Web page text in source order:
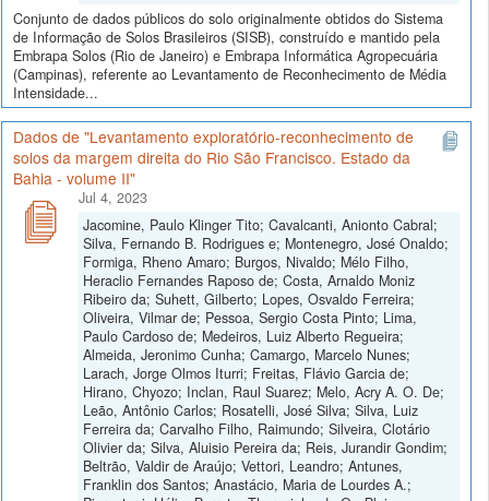
Conjunto de dados públicos do solo originalmente obtidos do Sistema
de Informação de Solos Brasileiros (SISB), construído e mantido pela
Embrapa Solos (Rio de Janeiro) e Embrapa Informática Agropecuária
(Campinas), referente ao Levantamento de Reconhecimento de Média
Intensidade...
Dados de "Levantamento exploratório-reconhecimento de
solos da margem direita do Rio São Francisco. Estado da
Bahia - volume II"
Jul 4, 2023
Jacomine, Paulo Klinger Tito; Cavalcanti, Anionto Cabral;
Silva, Fernando B. Rodrigues e; Montenegro, José Onaldo;
Formiga, Rheno Amaro; Burgos, Nivaldo; Mélo Filho,
Heraclio Fernandes Raposo de; Costa, Arnaldo Moniz
Ribeiro da; Suhett, Gilberto; Lopes, Osvaldo Ferreira;
Oliveira, Vilmar de; Pessoa, Sergio Costa Pinto; Lima,
Paulo Cardoso de; Medeiros, Luiz Alberto Regueira;
Almeida, Jeronimo Cunha; Camargo, Marcelo Nunes;
Larach, Jorge Olmos Iturri; Freitas, Flávio Garcia de;
Hirano, Chyozo; Inclan, Raul Suarez; Melo, Acry A. O. De;
Leão, Antônio Carlos; Rosatelli, José Silva; Silva, Luiz
Ferreira da; Carvalho Filho, Raimundo; Silveira, Clotário
Olivier da; Silva, Aluisio Pereira da; Reis, Jurandir Gondim;
Beltrão, Valdir de Araújo; Vettori, Leandro; Antunes,
Franklin dos Santos; Anastácio, Maria de Lourdes A.;